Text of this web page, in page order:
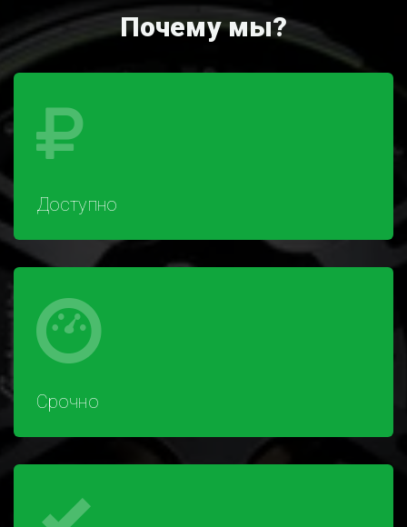
Почему мы?
Доступно
Срочно